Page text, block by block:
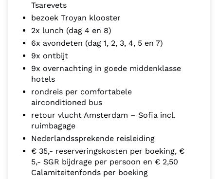
Tsarevets
bezoek Troyan klooster
2x lunch (dag 4 en 8)
6x avondeten (dag 1, 2, 3, 4, 5 en 7)
9x ontbijt
9x overnachting in goede middenklasse
hotels
rondreis per comfortabele
airconditioned bus
retour vlucht Amsterdam – Sofia incl.
ruimbagage
Nederlandssprekende reisleiding
€ 35,- reserveringskosten per boeking, €
5,- SGR bijdrage per persoon en € 2,50
Calamiteitenfonds per boeking